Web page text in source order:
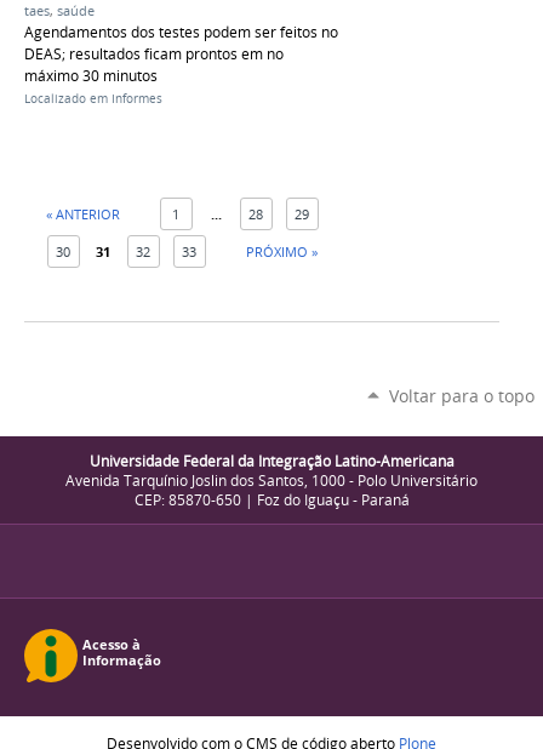
taes, saúde
Agendamentos dos testes podem ser feitos no
DEAS; resultados ficam prontos em no
máximo 30 minutos
Localizado em Informes
« ANTERIOR 1 28 29
30 31 32 33 PRÓXIMO »
Voltar para o topo
Universidade Federal da Integração Latino-Americana
Avenida Tarquínio Joslin dos Santos, 1000 - Polo Universitário
CEP: 85870-650 | Foz do Iguaçu - Paraná
Desenvolvido com o CMS de código aberto Plone